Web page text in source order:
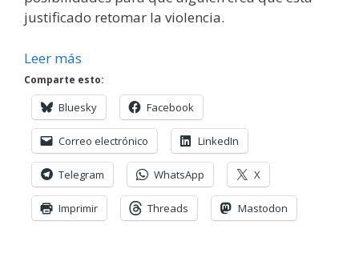
justificado retomar la violencia.
Leer más
Comparte esto:
Bluesky Facebook
Correo electrónico LinkedIn
Telegram WhatsApp X
Imprimir Threads Mastodon